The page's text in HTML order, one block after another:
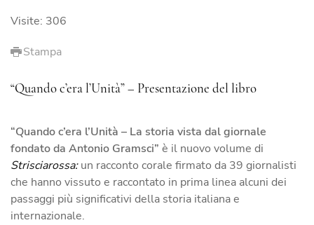
Visite: 306
Stampa
“Quando c’era l’Unità” – Presentazione del libro
“Quando c’era l’Unità – La storia vista dal giornale
fondato da Antonio Gramsci” è il nuovo volume di
Strisciarossa:un racconto corale firmato da 39 giornalisti
che hanno vissuto e raccontato in prima linea alcuni dei
passaggi più significativi della storia italiana e
internazionale.